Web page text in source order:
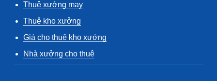
Thuê xưởng may
Thuê kho xưởng
Giá cho thuê kho xưởng
Nhà xưởng cho thuê